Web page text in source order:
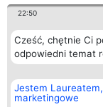
22:50
Cześć, chętnie Ci
odpowiedni temat
Jestem
marketingowe
Organizator
Bright Side Solutions sp. z
o. sp. k.